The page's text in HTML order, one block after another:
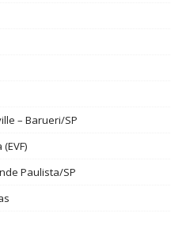
– Barueri/SP
Paulista/SP